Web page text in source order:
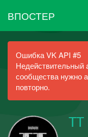
ВПОСТЕР
Ошибка VK API #5
Недействительный
сообщества нужно
повторно.
TT